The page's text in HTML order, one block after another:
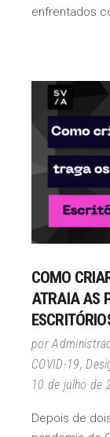
enfrentados
COMO
ATRAIA AS
por
COVID-19,
10 de julho de
Depois de